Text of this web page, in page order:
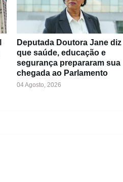
Deputada Doutora Jane diz
que saúde, educação e
segurança prepararam sua
chegada ao Parlamento
04 Agosto, 2026